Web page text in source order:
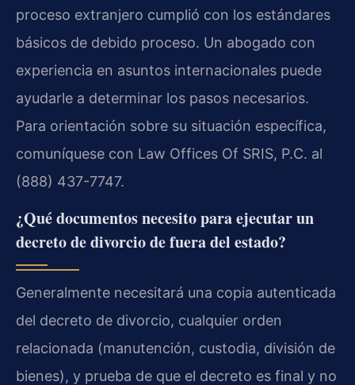
proceso extranjero cumplió con los estándares
básicos de debido proceso. Un abogado con
experiencia en asuntos internacionales puede
ayudarle a determinar los pasos necesarios.
Para orientación sobre su situación específica,
comuníquese con Law Offices Of SRIS, P.C. al
(888) 437-7747.
¿Qué documentos necesito para ejecutar un
decreto de divorcio de fuera del estado?
Generalmente necesitará una copia autenticada
del decreto de divorcio, cualquier orden
relacionada (manutención, custodia, división de
bienes), y prueba de que el decreto es final y no